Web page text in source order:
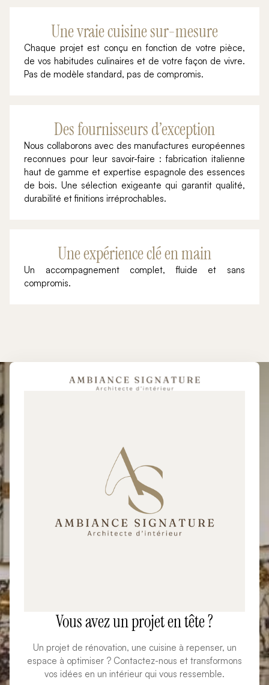
Une vraie cuisine sur-mesure
Chaque projet est conçu en fonction de votre pièce,
de vos habitudes culinaires et de votre façon de vivre.
Pas de modèle standard, pas de compromis.
Des fournisseurs d’exception
Nous collaborons avec des manufactures européennes
reconnues pour leur savoir-faire : fabrication italienne
haut de gamme et expertise espagnole des essences
de bois. Une sélection exigeante qui garantit qualité,
durabilité et finitions irréprochables.
Une expérience clé en main
Un accompagnement complet, fluide et sans
compromis.
Vous avez un projet en tête ?
Un projet de rénovation, une cuisine à repenser, un
espace à optimiser ? Contactez-nous et transformons
vos idées en un intérieur qui vous ressemble.